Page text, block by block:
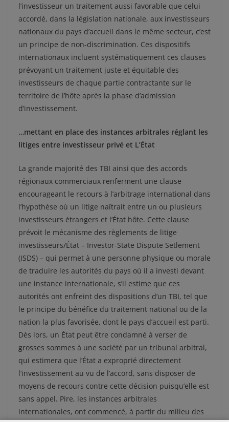
l’investisseur un traitement aussi favorable que celui
accordé, dans la législation nationale, aux investisseurs
nationaux du pays d’accueil dans le même secteur, c’est
un principe de non-discrimination. Ces dispositifs
internationaux incluent systématiquement ces clauses
prévoyant un traitement juste et équitable des
investisseurs de chaque partie contractante sur le
territoire de l’hôte après la phase d’admission
d’investissement.
…mettant en place des instances arbitrales réglant les
litiges entre investisseur privé et L’État
La grande majorité des TBI ainsi que des accords
régionaux commerciaux renferment une clause
encourageant le recours à l’arbitrage international dans
l’hypothèse où un litige naîtrait entre un ou plusieurs
investisseurs étrangers et l’État hôte. Cette clause
prévoit le mécanisme des règlements de litige
investisseurs/État – Investor-State Dispute Setlement
(ISDS) – qui permet à une personne physique ou morale
de traduire les autorités du pays où il a investi devant
une instance internationale, s’il estime que ces
autorités ont enfreint des dispositions d’un TBI, tel que
le principe du bénéfice du traitement national ou de la
nation la plus favorisée, dont le pays d’accueil est parti.
Dès lors, un État peut être condamné à verser de
grosses sommes à une société par un tribunal arbitral,
qui estimera que l’État a exproprié directement
l’investissement au vu de l’accord, sans disposer de
moyens de recours contre cette décision puisqu’elle est
sans appel. Pire, les instances arbitrales
internationales, ont commencé, à partir du milieu des